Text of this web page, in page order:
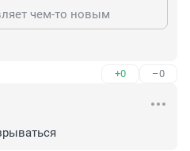
чем-то новым
+0 –0